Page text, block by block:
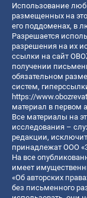
Использование
размещенных на
его поддоменах, в
Разрешается
разрешения на их
ссылки на сайт
получении
обязательном
систем,
https://
материал в первом
Все материалы на
исследования –
редакции,
принадлежат ООО
На все
имеет
«Об авторских
без письменного